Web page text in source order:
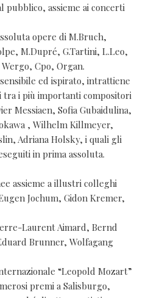
pubblico, assieme ai concerti
opere di M.Bruch,
M.Dupré, G.Tartini, L.Leo,
Cpo, Organ.
ed ispirato, intrattiene
i più importanti compositori
Messiaen, Sofia Gubaidulina,
, Wilhelm Killmeyer,
Adriana Holsky, i quali gli
in prima assoluta.
assieme a illustri colleghi
Jochum, Gidon Kremer,
Laurent Aimard, Bernd
Brunner, Wolfagang
“Leopold Mozart”
premi a Salisburgo,